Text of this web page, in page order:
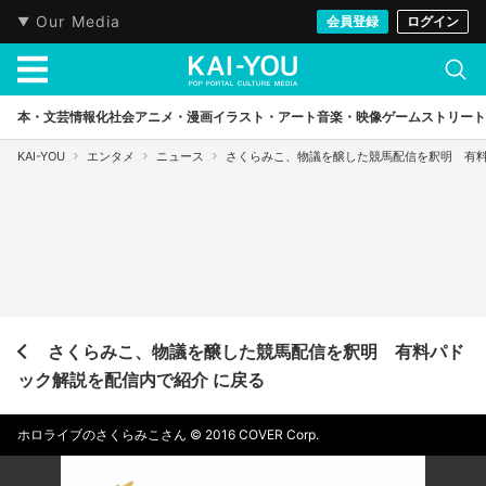
Our Media 会員登録 ログイン
本・文芸情報化社会アニメ・漫画イラスト・アート音楽・映像ゲームストリート
KAI-YOU エンタメ ニュース さくらみこ、物議を醸した競馬配信を釈明 有
さくらみこ、物議を醸した競馬配信を釈明 有料パド
ック解説を配信内で紹介 に戻る
ホロライブのさくらみこさん ©︎ 2016 COVER Corp.